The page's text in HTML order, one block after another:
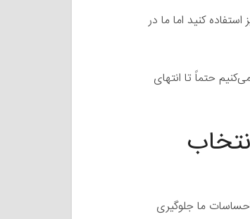
کنید اما ما در
حتماً تا انتهای
ما جلوگیری